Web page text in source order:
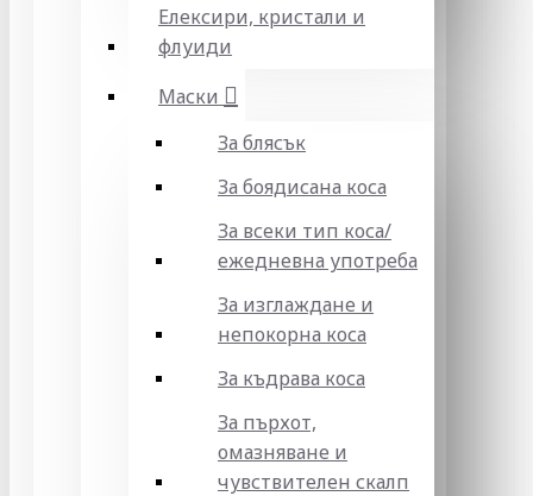
Елексири, кристали и
флуиди
Маски
За блясък
За боядисана коса
За всеки тип коса/
ежедневна употреба
За изглаждане и
непокорна коса
За къдрава коса
За пърхот,
омазняване и
чувствителен скалп